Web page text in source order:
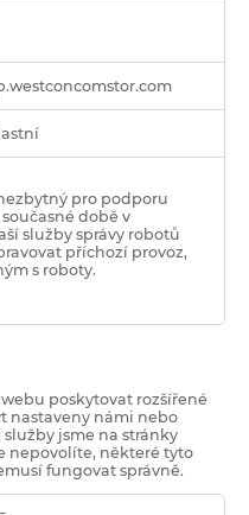
pro podporu
době v
služby správy robotů
příchozí provoz,
s roboty.
poskytovat rozšířené
nastaveny námi nebo
jsme na stránky
nepovolíte, některé tyto
fungovat správně.